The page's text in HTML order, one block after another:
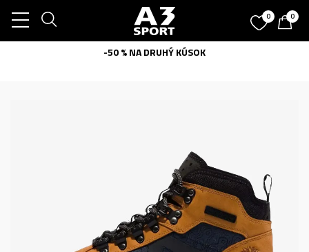
0 0
-50 % NA DRUHÝ KÚSOK